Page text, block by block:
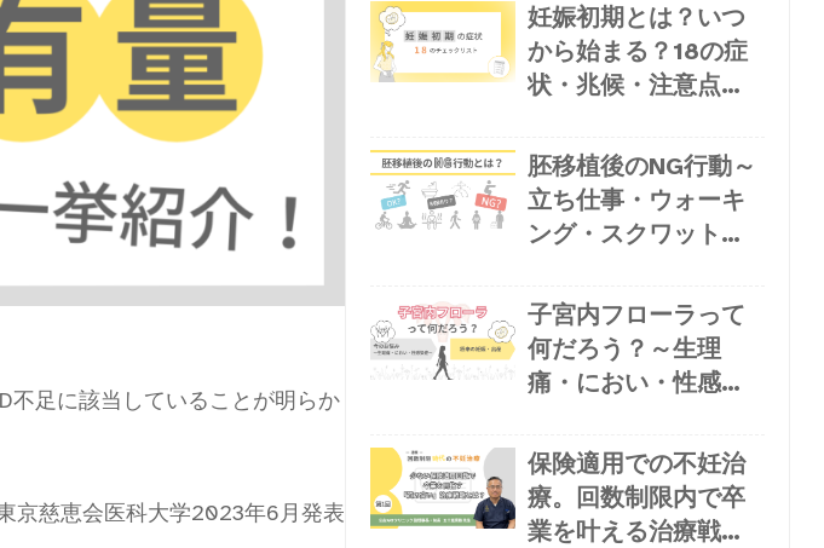
不足に該当していることが明らか
京慈恵会医科大学2023年6月発表
妊娠初期とは？いつ
から始まる？18の症
状・兆候・注意点を
説
胚移植後のNG行動～
立ち仕事・ウォーキ
ング・スクワット・
子宮内フローラって
何だろう？～生理
痛・におい・性感染
ら、将来の妊娠・出
産まで関わる菌のこ
と
保険適用での不妊治
療。回数制限内で卒
業を叶える治療戦略